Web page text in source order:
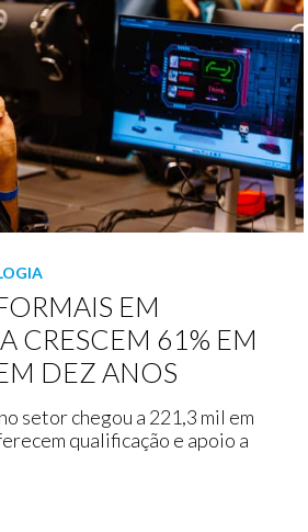
EM
CRESCEM 61% EM
DEZ ANOS
setor chegou a 221,3 mil em
qualificação e apoio a